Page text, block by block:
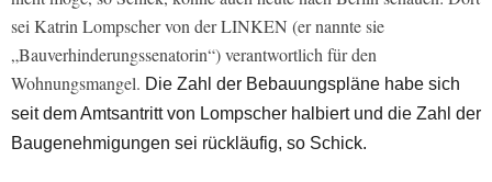
sei Katrin Lompscher von der LINKEN (er nannte sie
„Bauverhinderungssenatorin“) verantwortlich für den
Wohnungsmangel. Die Zahl der Bebauungspläne habe sich
seit dem Amtsantritt von Lompscher halbiert und die Zahl der
Baugenehmigungen sei rückläufig, so Schick.